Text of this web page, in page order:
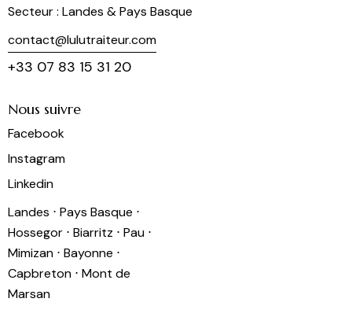
Secteur : Landes & Pays Basque
contact@lulutraiteur.com
+33 07 83 15 31 20
Nous suivre
Facebook
Instagram
Linkedin
Landes ⋅ Pays Basque ⋅
Hossegor ⋅ Biarritz ⋅ Pau ⋅
Mimizan ⋅ Bayonne ⋅
Capbreton ⋅ Mont de
Marsan